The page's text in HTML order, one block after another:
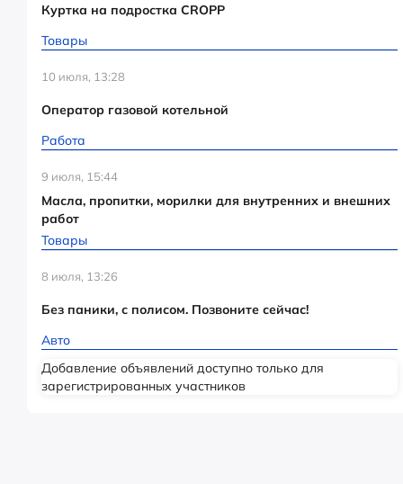
Куртка на подростка CROPP
Товары
10 июля, 13:28
Оператор газовой котельной
Работа
9 июля, 15:44
Масла, пропитки, морилки для внутренних и внешних
работ
Товары
8 июля, 13:26
Без паники, с полисом. Позвоните сейчас!
Авто
Добавление объявлений доступно только для
зарегистрированных участников